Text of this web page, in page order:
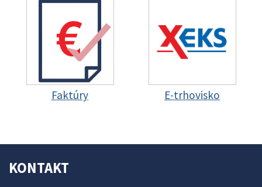
Faktúry E-trhovisko
KONTAKT